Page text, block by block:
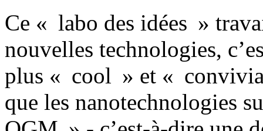
Ce « labo des idées »
nouvelles technologies,
plus « cool » et «
que les nanotechnologies